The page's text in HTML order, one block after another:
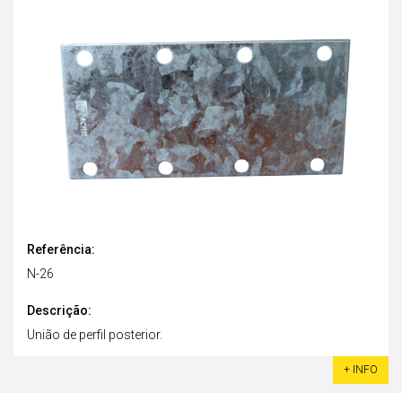
Referência:
N-26
Descrição:
União de perfil posterior.
+ INFO